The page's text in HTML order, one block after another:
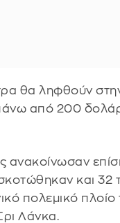
θα ληφθούν
από 200
ανακοίνωσαν
και 32
πολεμικό
Λάνκα.